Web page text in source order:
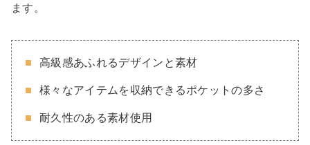
ます。
高級感あふれるデザインと素材
様々なアイテムを収納できるポケットの多さ
耐久性のある素材使用